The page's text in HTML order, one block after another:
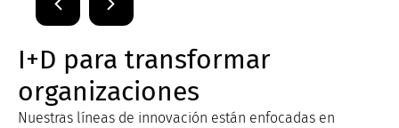
I+D para transformar
organizaciones
Nuestras líneas de innovación están enfocadas en